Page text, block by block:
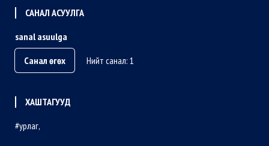
САНАЛ АСУУЛГА
sanal asuulga
Санал өгөх
Нийт санал: 1
ХАШТАГУУД
урлаг